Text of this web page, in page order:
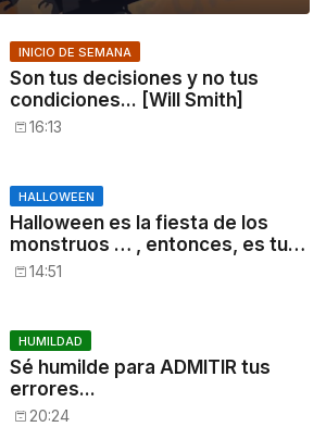
INICIO DE SEMANA
Son tus decisiones y no tus
condiciones... [Will Smith]
16:13
HALLOWEEN
Halloween es la fiesta de los
monstruos … , entonces, es tu
noche: a disfrutar!
14:51
HUMILDAD
Sé humilde para ADMITIR tus
errores...
20:24